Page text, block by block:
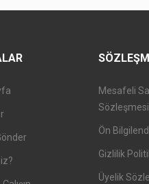
Mesafeli
Sözleşmesi
Ön
Gizlilik
Üyelik